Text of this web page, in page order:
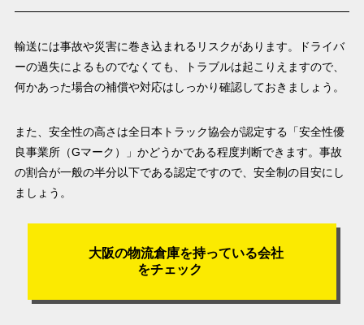
輸送には事故や災害に巻き込まれるリスクがあります。ドライバ
ーの過失によるものでなくても、トラブルは起こりえますので、
何かあった場合の補償や対応はしっかり確認しておきましょう。
また、安全性の高さは全日本トラック協会が認定する「安全性優
良事業所（Gマーク）」かどうかである程度判断できます。事故
の割合が一般の半分以下である認定ですので、安全制の目安にし
ましょう。
大阪の物流倉庫を持っている会社
をチェック